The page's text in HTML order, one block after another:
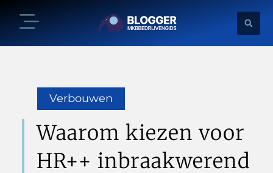
Verbouwen
Waarom kiezen voor
HR++ inbraakwerend